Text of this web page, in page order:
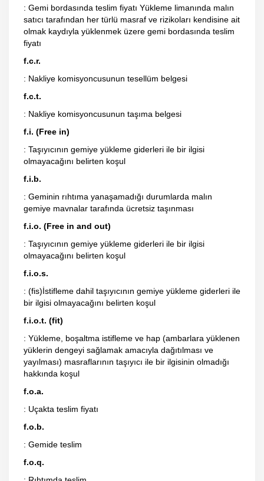
: Gemi bordasında teslim fiyatı Yükleme limanında malın
satıcı tarafından her türlü masraf ve rizikoları kendisine ait
olmak kaydıyla yüklenmek üzere gemi bordasında teslim
fiyatı
f.c.r.
: Nakliye komisyoncusunun tesellüm belgesi
f.c.t.
: Nakliye komisyoncusunun taşıma belgesi
f.i. (Free in)
: Taşıyıcının gemiye yükleme giderleri ile bir ilgisi
olmayacağını belirten koşul
f.i.b.
: Geminin rıhtıma yanaşamadığı durumlarda malın
gemiye mavnalar tarafında ücretsiz taşınması
f.i.o. (Free in and out)
: Taşıyıcının gemiye yükleme giderleri ile bir ilgisi
olmayacağını belirten koşul
f.i.o.s.
: (fis)İstifleme dahil taşıyıcının gemiye yükleme giderleri ile
bir ilgisi olmayacağını belirten koşul
f.i.o.t. (fit)
: Yükleme, boşaltma istifleme ve hap (ambarlara yüklenen
yüklerin dengeyi sağlamak amacıyla dağıtılması ve
yayılması) masraflarının taşıyıcı ile bir ilgisinin olmadığı
hakkında koşul
f.o.a.
: Uçakta teslim fiyatı
f.o.b.
: Gemide teslim
f.o.q.